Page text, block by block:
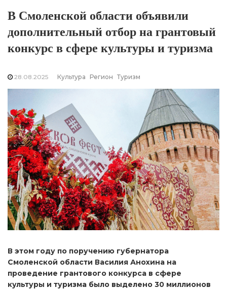
В Смоленской области объявили
дополнительный отбор на грантовый
конкурс в сфере культуры и туризма
28.08.2025 Культура Регион Туризм
В этом году по поручению губернатора
Смоленской области Василия Анохина на
проведение грантового конкурса в сфере
культуры и туризма было выделено 30 миллионов